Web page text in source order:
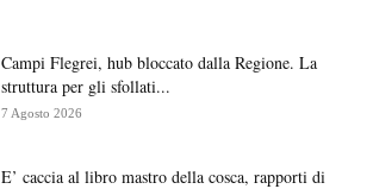
Campi Flegrei, hub bloccato dalla Regione. La
struttura per gli sfollati...
7 Agosto 2026
E’ caccia al libro mastro della cosca, rapporti di